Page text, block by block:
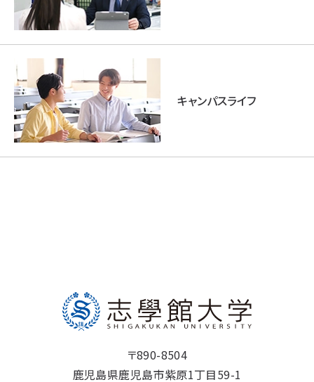
キャンパスライフ
〒890-8504
鹿児島県鹿児島市紫原1丁目59-1